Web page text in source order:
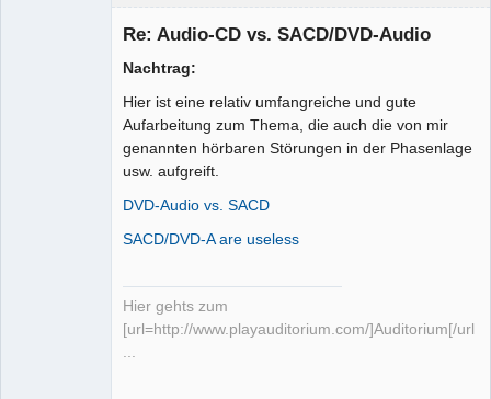
Re: Audio-CD vs. SACD/DVD-Audio
Nachtrag:
Hier ist eine relativ umfangreiche und gute
Aufarbeitung zum Thema, die auch die von mir
genannten hörbaren Störungen in der Phasenlage
usw. aufgreift.
DVD-Audio vs. SACD
SACD/DVD-A are useless
Hier gehts zum
[url=http://www.playauditorium.com/]Auditorium[/url]
...